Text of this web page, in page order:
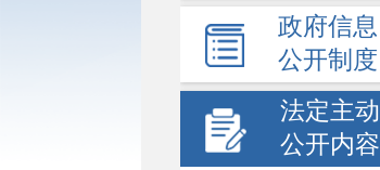
政府信息
公开制度
法定主动
公开内容